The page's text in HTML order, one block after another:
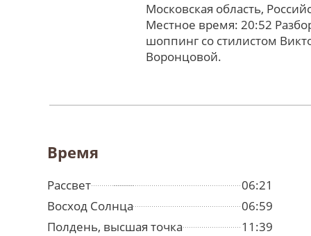
Московская область,
Местное время: 20:52
шоппинг со стилистом
Воронцовой.
Время
Рассвет
06:21
Восход Солнца
06:59
Полдень, высшая точка
11:39